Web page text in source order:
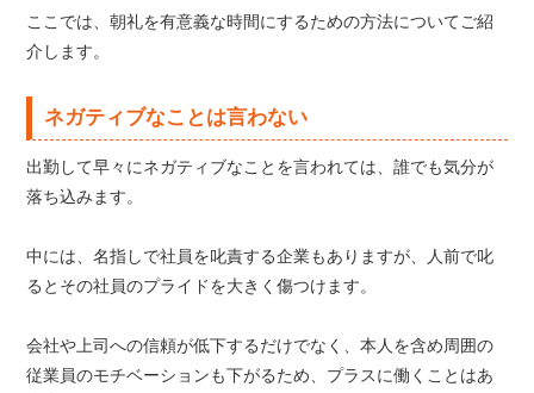
ここでは、朝礼を有意義な時間にするための方法についてご紹
介します。
ネガティブなことは言わない
出勤して早々にネガティブなことを言われては、誰でも気分が
落ち込みます。
中には、名指しで社員を叱責する企業もありますが、人前で叱
るとその社員のプライドを大きく傷つけます。
会社や上司への信頼が低下するだけでなく、本人を含め周囲の
従業員のモチベーションも下がるため、プラスに働くことはあ